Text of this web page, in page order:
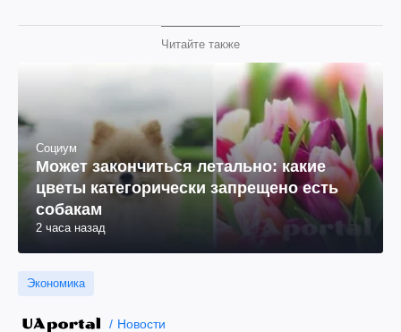
Читайте также
Социум
Может закончиться летально: какие
цветы категорически запрещено есть
собакам
2 часа назад
Экономика
Новости